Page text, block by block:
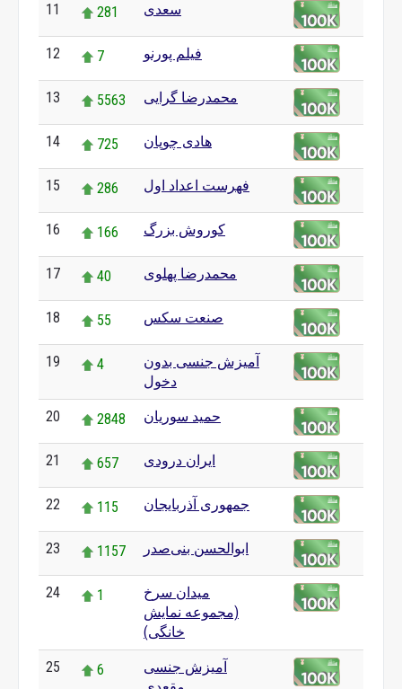
11 281 سعدی
12 7 فیلم پورنو
13 5563 محمدرضا گرایی
14 725 هادی چوپان
15 286 فهرست اعداد اول
16 166 کوروش بزرگ
17 40 محمدرضا پهلوی
18 55 صنعت سکس
19 4
آمیزش جنسی بدون
دخول
20 2848 حمید سوریان
21 657 ایران درودی
22 115 جمهوری آذربایجان
23 1157 ابوالحسن بنی‌صدر
24 1
میدان سرخ
(مجموعه نمایش
خانگی)
25 6
آمیزش جنسی